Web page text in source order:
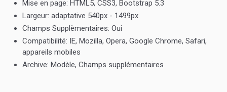
Nous avons ajouté les fonctionnalités suivantes :
100% réactif
Code propre
Design créatif avec les dernières tendances.
Bootstrap 5.x
Mise en page: HTML5, CSS3, Bootstrap 5.3
Largeur: adaptative 540px - 1499px
Champs Supplèmentaires: Oui
Compatibilité: IE, Mozilla, Opera, Google Chrome, Safari,
appareils mobiles
Archive: Modèle, Champs supplémentaires